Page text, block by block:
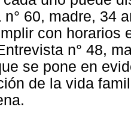
n° 60, madre, 34
con horarios
n° 48,
se pone en
de la vida